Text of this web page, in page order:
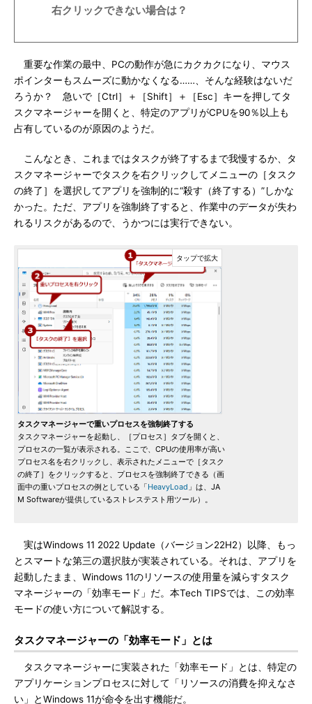
右クリックできない場合は？
重要な作業の最中、PCの動作が急にカクカクになり、マウス
ポインターもスムーズに動かなくなる……、そんな経験はないだ
ろうか？ 急いで［Ctrl］＋［Shift］＋［Esc］キーを押してタ
スクマネージャーを開くと、特定のアプリがCPUを90％以上も
占有しているのが原因のようだ。
こんなとき、これまではタスクが終了するまで我慢するか、タ
スクマネージャーでタスクを右クリックしてメニューの［タスク
の終了］を選択してアプリを強制的に“殺す（終了する）”しかな
かった。ただ、アプリを強制終了すると、作業中のデータが失わ
れるリスクがあるので、うかつには実行できない。
タスクマネージャーで重いプロセスを強制終了する
タスクマネージャーを起動し、［プロセス］タブを開くと、
プロセスの一覧が表示される。ここで、CPUの使用率が高い
プロセス名を右クリックし、表示されたメニューで［タスク
の終了］をクリックすると、プロセスを強制終了できる（画
面中の重いプロセスの例としている「HeavyLoad 」は、JA
M Softwareが提供しているストレステスト用ツール）。
実はWindows 11 2022 Update（バージョン22H2）以降、もっ
とスマートな第三の選択肢が実装されている。それは、アプリを
起動したまま、Windows 11のリソースの使用量を減らすタスク
マネージャーの「効率モード」だ。本Tech TIPSでは、この効率
モードの使い方について解説する。
タスクマネージャーの「効率モード」とは
タスクマネージャーに実装された「効率モード」とは、特定の
アプリケーションプロセスに対して「リソースの消費を抑えなさ
い」とWindows 11が命令を出す機能だ。